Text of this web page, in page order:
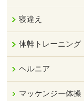
寝違え
体幹トレーニング
ヘルニア
マッケンジー体操